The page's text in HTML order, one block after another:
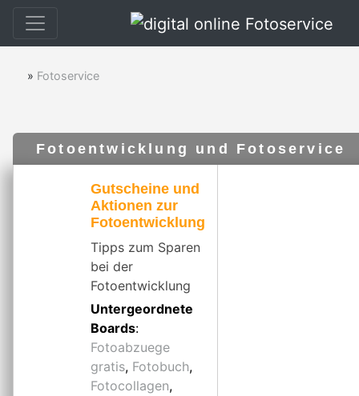
» Fotoservice
Fotoentwicklung und Fotoservice
Gutscheine und
Aktionen zur
Fotoentwicklung
Tipps zum Sparen
bei der
Fotoentwicklung
Untergeordnete
Boards:
Fotoabzuege
gratis, Fotobuch,
Fotocollagen,